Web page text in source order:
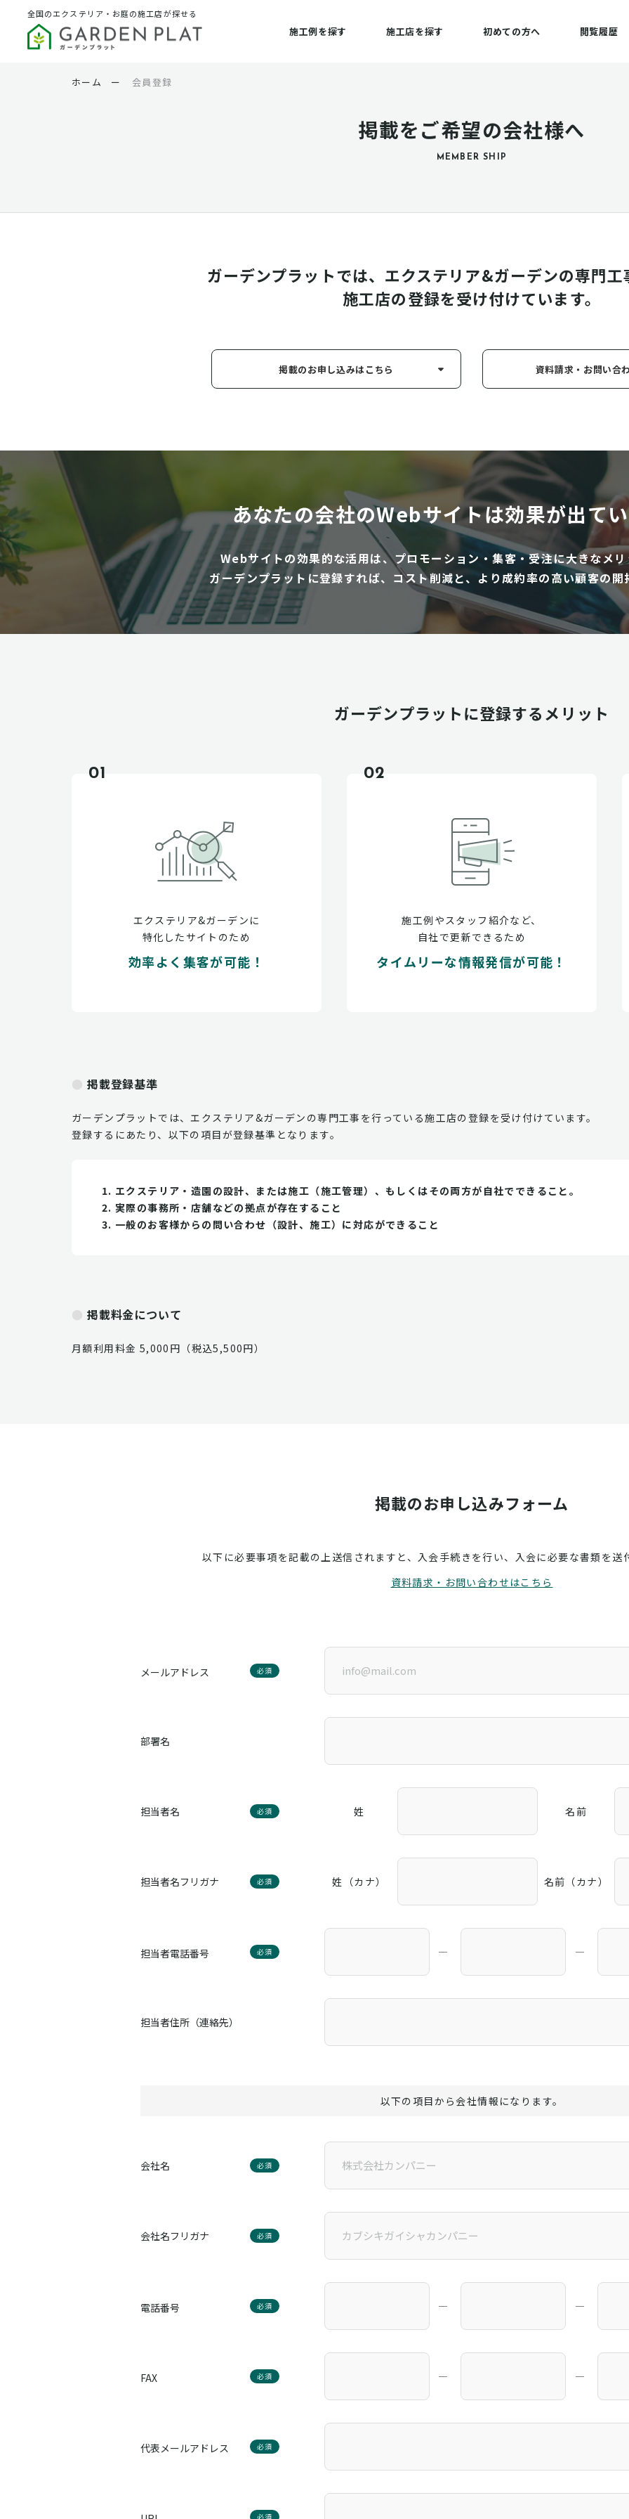
全国のエクステリア・お庭の施工店が探せる
施工例を探す 施工店を探す 初めての方へ 閲覧履歴
掲載をご希望の会社様へ
MEMBER SHIP
ホーム ー 会員登録
ガーデンプラットでは、エクステリア&ガーデンの専門工
施工店の登録を受け付けています。
掲載のお申し込みはこちら 資料請求・お問い合
あなたの会社のWebサイトは効果が出て
Webサイトの効果的な活用は、プロモーション・集客・受注に大きなメ
ガーデンプラットに登録すれば、コスト削減と、より成約率の高い顧客の開
ガーデンプラットに登録するメリット
01
エクステリア&ガーデンに
特化したサイトのため
効率よく集客が可能！
02
施工例やスタッフ紹介など、
自社で更新できるため
タイムリーな情報発信が可能！
掲載登録基準
ガーデンプラットでは、エクステリア&ガーデンの専門工事を行っている施工店の登録を受け付けています。
登録するにあたり、以下の項目が登録基準となります。
エクステリア・造園の設計、または施工（施工管理）、もしくはその両方が自社でできること。
実際の事務所・店舗などの拠点が存在すること
一般のお客様からの問い合わせ（設計、施工）に対応ができること
掲載料金について
月額利用料金 5,000円（税込5,500円）
掲載のお申し込みフォーム
以下に必要事項を記載の上送信されますと、入会手続きを行い、入会に必要な書類を送
資料請求・お問い合わせはこちら
メールアドレス 必須
部署名
担当者名 必須 姓 名前
担当者名フリガナ 必須 姓（カナ） 名前（カナ）
担当者電話番号 必須 ― ―
担当者住所（連絡先）
以下の項目から会社情報になります。
会社名 必須
会社名フリガナ 必須
電話番号 必須 ― ―
FAX 必須 ― ―
代表メールアドレス 必須
必須